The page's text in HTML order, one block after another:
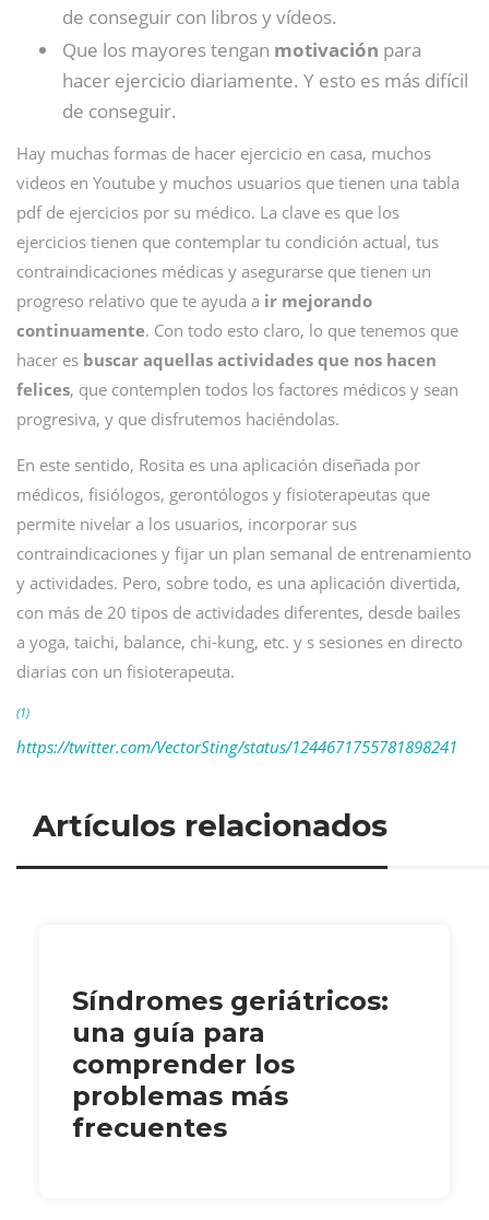
de conseguir con libros y vídeos.
Que los mayores tengan motivación para
hacer ejercicio diariamente. Y esto es más difícil
de conseguir.
Hay muchas formas de hacer ejercicio en casa, muchos
videos en Youtube y muchos usuarios que tienen una tabla
pdf de ejercicios por su médico. La clave es que los
ejercicios tienen que contemplar tu condición actual, tus
contraindicaciones médicas y asegurarse que tienen un
progreso relativo que te ayuda a ir mejorando
continuamente. Con todo esto claro, lo que tenemos que
hacer es buscar aquellas actividades que nos hacen
felices, que contemplen todos los factores médicos y sean
progresiva, y que disfrutemos haciéndolas.
En este sentido, Rosita es una aplicación diseñada por
médicos, fisiólogos, gerontólogos y fisioterapeutas que
permite nivelar a los usuarios, incorporar sus
contraindicaciones y fijar un plan semanal de entrenamiento
y actividades. Pero, sobre todo, es una aplicación divertida,
con más de 20 tipos de actividades diferentes, desde bailes
a yoga, taichi, balance, chi-kung, etc. y s sesiones en directo
diarias con un fisioterapeuta.
(1)
https://twitter.com/VectorSting/status/1244671755781898241
Artículos relacionados
Síndromes geriátricos:
una guía para
comprender los
problemas más
frecuentes